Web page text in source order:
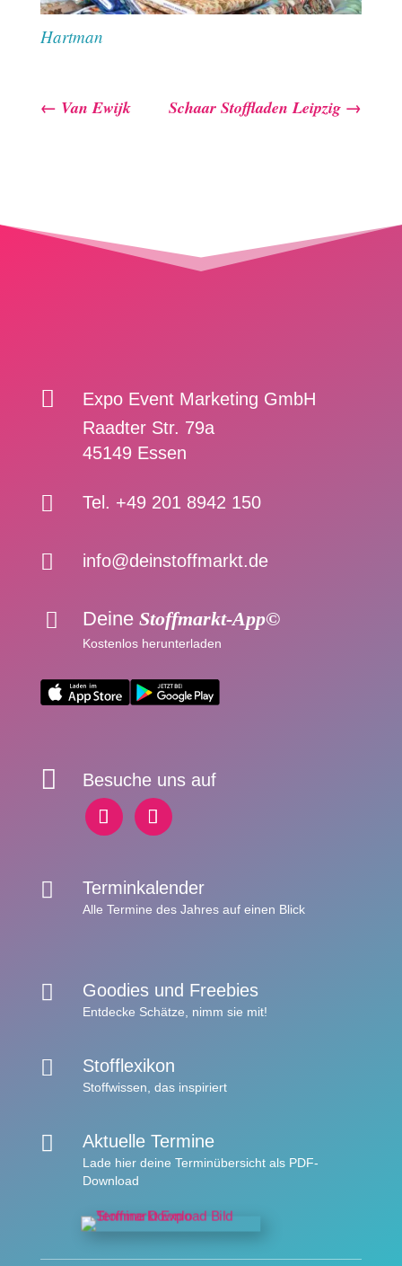
Hartman
← Van Ewijk Schaar Stoffladen Leipzig →

Expo Event Marketing GmbH
Raadter Str. 79a
45149 Essen
 Tel. +49 201 8942 150
 info@deinstoffmarkt.de
 Deine Stoffmarkt-App©
Kostenlos herunterladen
 Besuche uns auf
 Terminkalender
Alle Termine des Jahres auf einen Blick
 Goodies und Freebies
Entdecke Schätze, nimm sie mit!
 Stofflexikon
Stoffwissen, das inspiriert
 Aktuelle Termine
Lade hier deine Terminübersicht als PDF-
Download